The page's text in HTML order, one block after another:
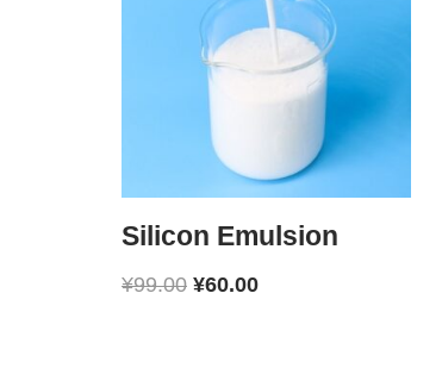
Silicon Emulsion
¥99.00 ¥60.00